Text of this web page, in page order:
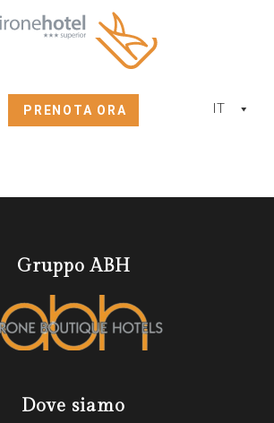
PRENOTA ORA IT
Gruppo ABH
Dove siamo